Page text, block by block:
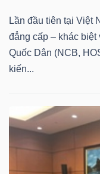
Lần đầu tiên tại Việt
đẳng cấp – khác
Quốc Dân (NCB,
kiến...